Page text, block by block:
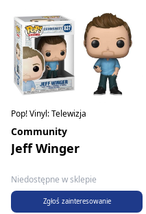
Pop! Vinyl: Telewizja
Community
Jeff Winger
Niedostępne w sklepie
Zgłoś zainteresowanie